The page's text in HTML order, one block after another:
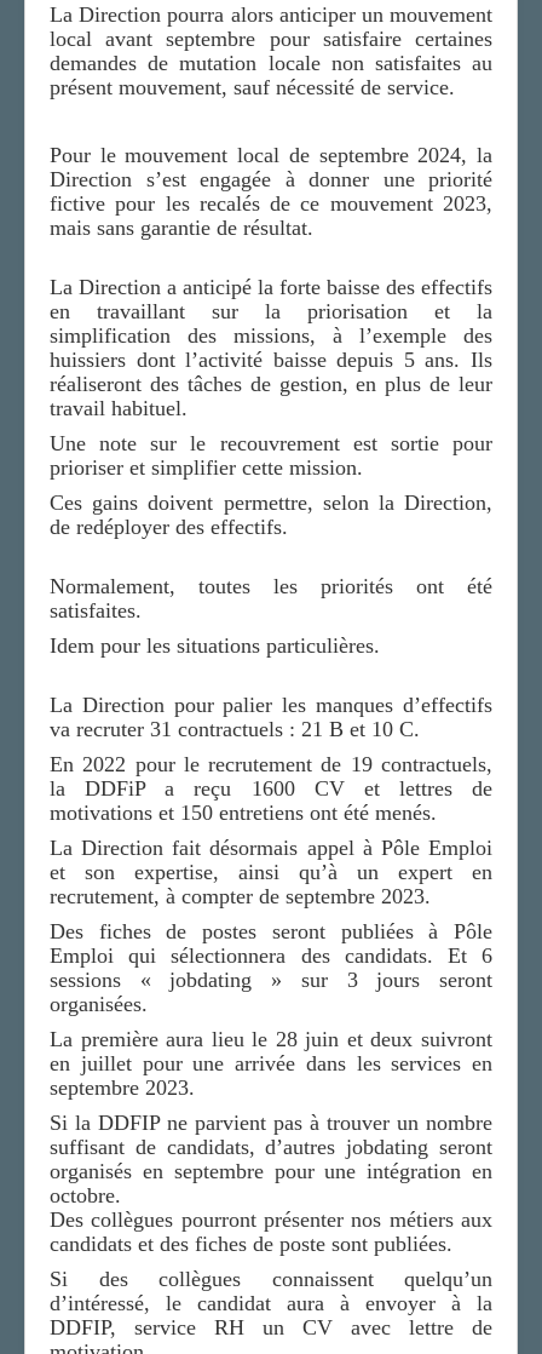
La Direction pourra alors anticiper un mouvement
local avant septembre pour satisfaire certaines
demandes de mutation locale non satisfaites au
présent mouvement, sauf nécessité de service.
Pour le mouvement local de septembre 2024, la
Direction s’est engagée à donner une priorité
fictive pour les recalés de ce mouvement 2023,
mais sans garantie de résultat.
La Direction a anticipé la forte baisse des effectifs
en travaillant sur la priorisation et la
simplification des missions, à l’exemple des
huissiers dont l’activité baisse depuis 5 ans. Ils
réaliseront des tâches de gestion, en plus de leur
travail habituel.
Une note sur le recouvrement est sortie pour
prioriser et simplifier cette mission.
Ces gains doivent permettre, selon la Direction,
de redéployer des effectifs.
Normalement, toutes les priorités ont été
satisfaites.
Idem pour les situations particulières.
La Direction pour palier les manques d’effectifs
va recruter 31 contractuels : 21 B et 10 C.
En 2022 pour le recrutement de 19 contractuels,
la DDFiP a reçu 1600 CV et lettres de
motivations et 150 entretiens ont été menés.
La Direction fait désormais appel à Pôle Emploi
et son expertise, ainsi qu’à un expert en
recrutement, à compter de septembre 2023.
Des fiches de postes seront publiées à Pôle
Emploi qui sélectionnera des candidats. Et 6
sessions « jobdating » sur 3 jours seront
organisées.
La première aura lieu le 28 juin et deux suivront
en juillet pour une arrivée dans les services en
septembre 2023.
Si la DDFIP ne parvient pas à trouver un nombre
suffisant de candidats, d’autres jobdating seront
organisés en septembre pour une intégration en
octobre.
Des collègues pourront présenter nos métiers aux
candidats et des fiches de poste sont publiées.
Si des collègues connaissent quelqu’un
d’intéressé, le candidat aura à envoyer à la
DDFIP, service RH un CV avec lettre de